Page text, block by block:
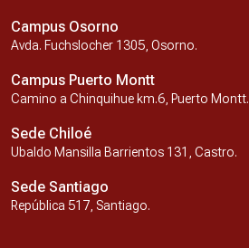
Campus Osorno
Avda. Fuchslocher 1305, Osorno.
Campus Puerto Montt
Camino a Chinquihue km.6, Puerto Montt.
Sede Chiloé
Ubaldo Mansilla Barrientos 131, Castro.
Sede Santiago
República 517, Santiago.